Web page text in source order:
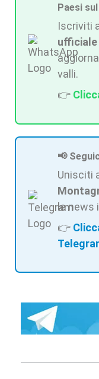
Paesi
Iscriviti
ufficiale
valli.
👉
📢
Unisciti
le news
👉